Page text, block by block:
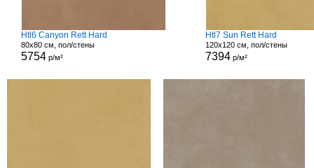
Htl6 Canyon Rett Hard
80x80 см, пол/стены
5754 р/м²
Htl7 Sun Rett Hard
120x120 см, пол/стены
7394 р/м²